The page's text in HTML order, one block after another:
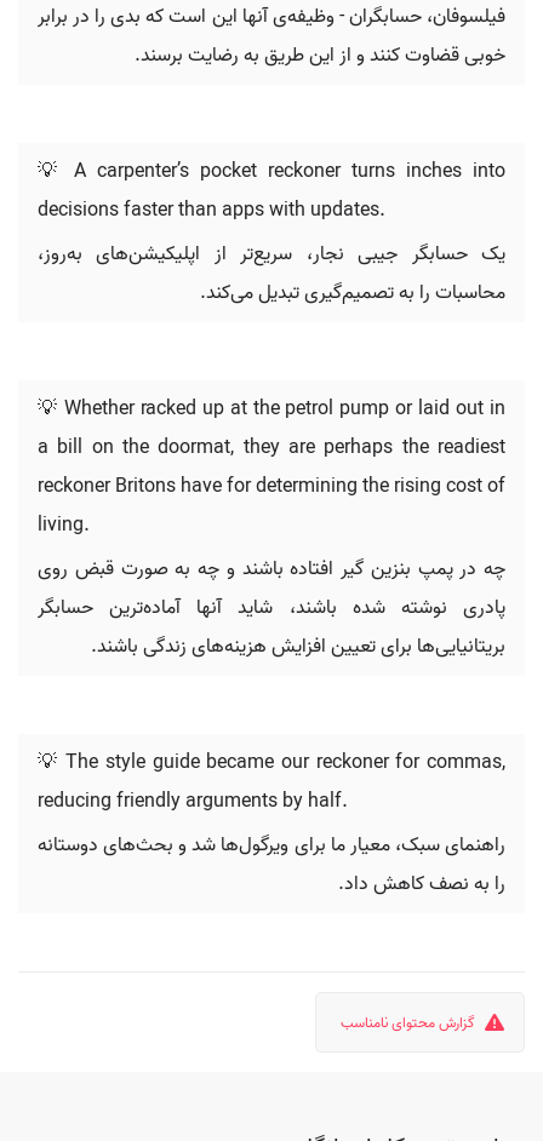
فیلسوفان، حسابگران - وظیفه‌ی آنها این است که بدی را در برابر
خوبی قضاوت کنند و از این طریق به رضایت برسند.
💡 A carpenter’s pocket reckoner turns inches into
decisions faster than apps with updates.
یک حسابگر جیبی نجار، سریع‌تر از اپلیکیشن‌های به‌روز،
محاسبات را به تصمیم‌گیری تبدیل می‌کند.
💡 Whether racked up at the petrol pump or laid out in
a bill on the doormat, they are perhaps the readiest
reckoner Britons have for determining the rising cost of
living.
چه در پمپ بنزین گیر افتاده باشند و چه به صورت قبض روی
پادری نوشته شده باشند، شاید آنها آماده‌ترین حسابگر
بریتانیایی‌ها برای تعیین افزایش هزینه‌های زندگی باشند.
💡 The style guide became our reckoner for commas,
reducing friendly arguments by half.
راهنمای سبک، معیار ما برای ویرگول‌ها شد و بحث‌های دوستانه
را به نصف کاهش داد.
گزارش محتوای نامناسب